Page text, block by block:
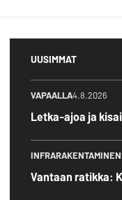
UUSIMMAT
VAPAALLA4.8.2026
Letka-ajoa ja
INFRARAKENTAMINEN
Vantaan ratikka: